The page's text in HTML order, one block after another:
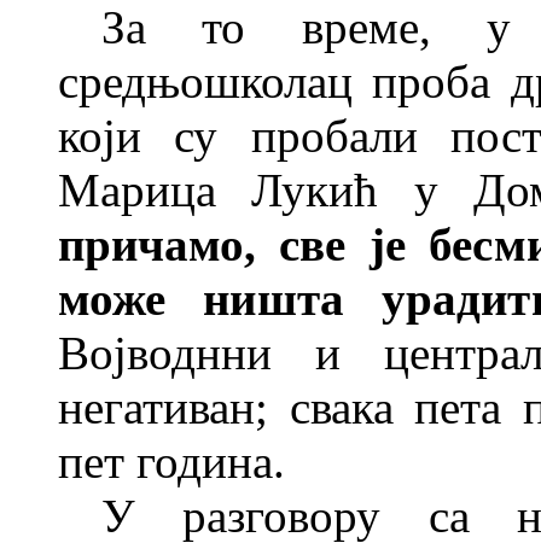
За то време, у
средњошколац проба
који су пробали
Марица Лукић у
причамо, све је
може ништа
Војводнни и
негативан; свака
пет година.
У разговору са